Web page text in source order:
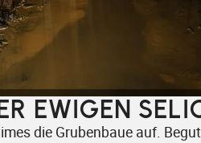
EWIGEN
die Grubenbaue auf.